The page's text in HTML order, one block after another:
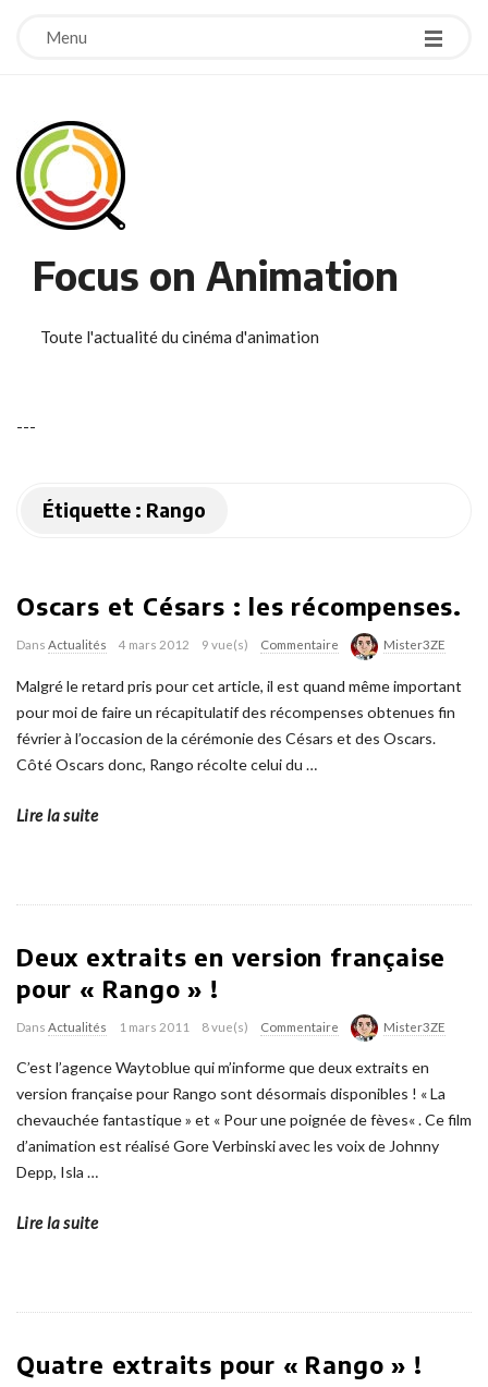
Menu
Focus on Animation
Toute l'actualité du cinéma d'animation
---
Étiquette : Rango
Oscars et Césars : les récompenses.
Dans Actualités 4 mars 2012 9 vue(s) Commentaire Mister3ZE
Malgré le retard pris pour cet article, il est quand même important
pour moi de faire un récapitulatif des récompenses obtenues fin
février à l’occasion de la cérémonie des Césars et des Oscars.
Côté Oscars donc, Rango récolte celui du …
Lire la suite
Deux extraits en version française
pour « Rango » !
Dans Actualités 1 mars 2011 8 vue(s) Commentaire Mister3ZE
C’est l’agence Waytoblue qui m’informe que deux extraits en
version française pour Rango sont désormais disponibles ! « La
chevauchée fantastique » et « Pour une poignée de fèves« . Ce film
d’animation est réalisé Gore Verbinski avec les voix de Johnny
Depp, Isla …
Lire la suite
Quatre extraits pour « Rango » !